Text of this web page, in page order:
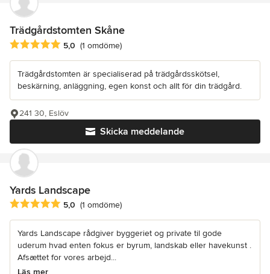
Trädgårdstomten Skåne
Genomsnittligt omdöme: 5 av 5 stjärnor
5,0 (1 omdöme)
Trädgårdstomten är specialiserad på trädgårdsskötsel,
beskärning, anläggning, egen konst och allt för din trädgård.
Skicka meddelande
241 30, Eslöv
Yards Landscape
Genomsnittligt omdöme: 5 av 5 stjärnor
5,0 (1 omdöme)
Yards Landscape rådgiver byggeriet og private til gode
uderum hvad enten fokus er byrum, landskab eller havekunst .
Afsættet for vores arbejd...
Läs mer